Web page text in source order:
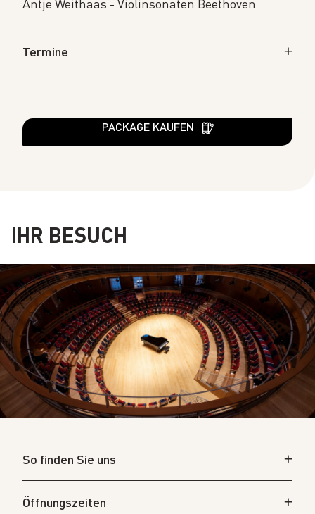
Antje Weithaas - Violinsonaten Beethoven
Termine
PACKAGE KAUFEN
IHR BESUCH
So finden Sie uns
Öffnungszeiten